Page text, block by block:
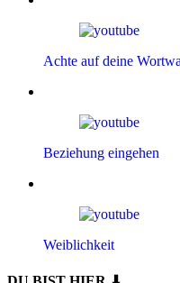
Achte auf deine
Beziehung eingehen
Weiblichkeit